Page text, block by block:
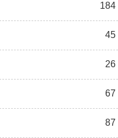
184
45
26
67
87